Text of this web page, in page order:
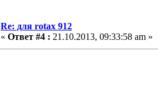
Re: для rotax 912
« Ответ #4 : 21.10.2013, 09:33:58 am »